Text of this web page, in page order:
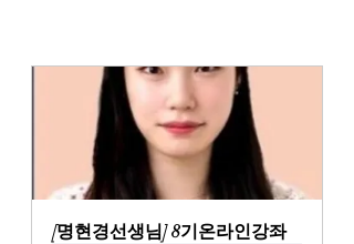
[명현경선생님] 8기온라인강좌